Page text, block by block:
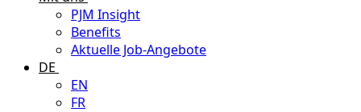
PJM Insight
Benefits
Aktuelle Job-Angebote
DE
EN
FR